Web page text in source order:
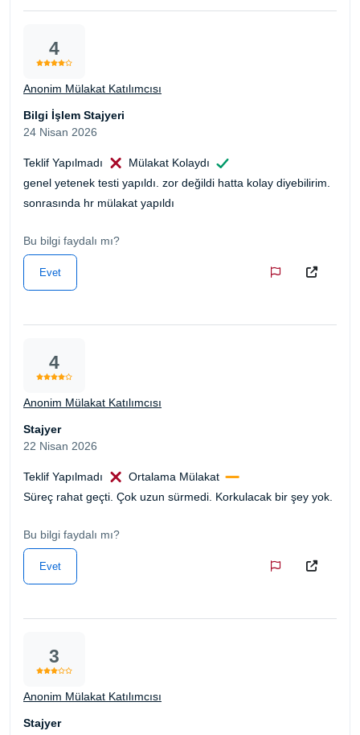
4
Anonim Mülakat Katılımcısı
Bilgi İşlem Stajyeri
24 Nisan 2026
Teklif Yapılmadı
Mülakat Kolaydı
genel yetenek testi yapıldı. zor değildi hatta kolay diyebilirim.
sonrasında hr mülakat yapıldı
Bu bilgi faydalı mı?
Evet
4
Anonim Mülakat Katılımcısı
Stajyer
22 Nisan 2026
Teklif Yapılmadı
Ortalama Mülakat
Süreç rahat geçti. Çok uzun sürmedi. Korkulacak bir şey yok.
Bu bilgi faydalı mı?
Evet
3
Anonim Mülakat Katılımcısı
Stajyer